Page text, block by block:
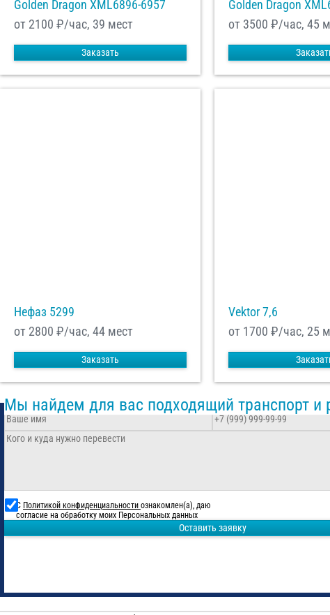
Golden Dragon XML6896-6957
от 2100 ₽/час, 39 мест
Заказать
Golden Dragon
от 3500 ₽/час, 45
Нефаз 5299
от 2800 ₽/час, 44 мест
Заказать
Vektor 7,6
от 1700 ₽/час, 25
Мы найдем для вас подходящий транспорт и
С Политикой конфиденциальности ознакомлен(а), даю
согласие на обработку моих Персональных данных
Оставить заявку